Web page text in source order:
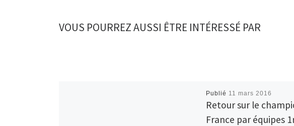
VOUS POURREZ AUSSI ÊTRE INTÉRESSÉ PAR
Publié 11 mars 2016
Retour sur le
France par équipes